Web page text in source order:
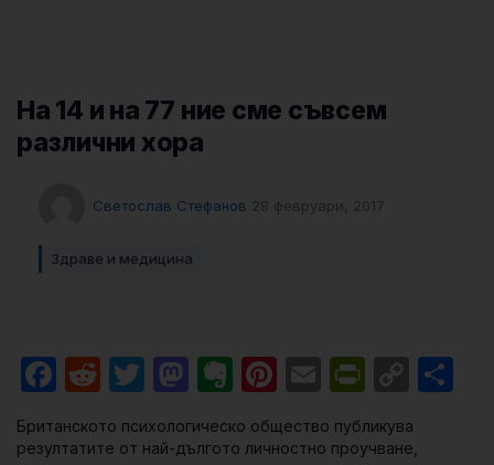
На 14 и на 77 ние сме съвсем
различни хора
Светослав Стефанов 28 февруари, 2017
Здраве и медицина
Facebook
RedditTwitter
Mastodon
Evernote
Pinterest
Email
Британското психологическо общество публикува
резултатите от най-дългото личностно проучване,